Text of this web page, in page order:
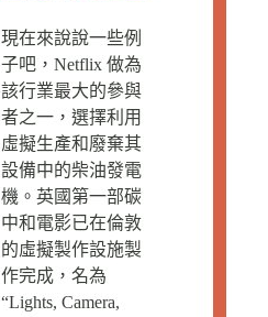
現在來說說一些例
子吧，Netflix 做為
該行業最大的參與
者之一，選擇利用
虛擬生產和廢棄其
設備中的柴油發電
機。英國第一部碳
中和電影已在倫敦
的虛擬製作設施製
作完成，名為
“Lights, Camera,